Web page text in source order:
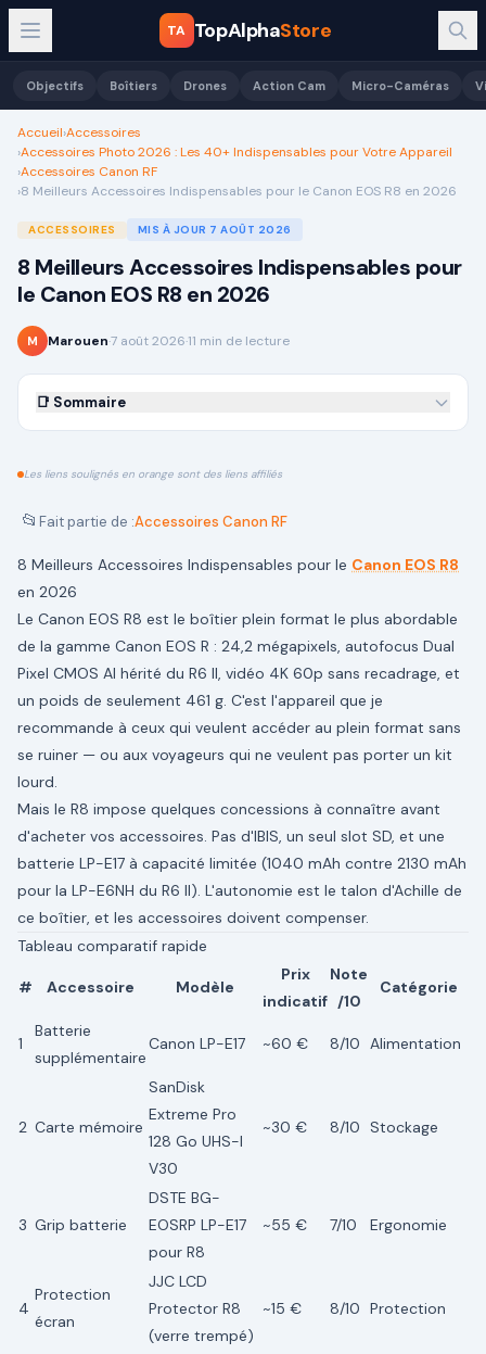
TA TopAlphaStore
Objectifs Boîtiers Drones Action Cam Micro-Caméras
Accueil›Accessoires
›Accessoires Photo 2026 : Les 40+ Indispensables pour Votre Appareil
›Accessoires Canon RF
›8 Meilleurs Accessoires Indispensables pour le Canon EOS R8 en 2026
ACCESSOIRES MIS À JOUR 7 AOÛT 2026
8 Meilleurs Accessoires Indispensables pour
le Canon EOS R8 en 2026
M Marouen·7 août 2026·11 min de lecture
📑 Sommaire
Les liens soulignés en orange sont des liens affiliés
📂 Fait partie de :Accessoires Canon RF
8 Meilleurs Accessoires Indispensables pour le Canon EOS R8
en 2026
Le Canon EOS R8 est le boîtier plein format le plus abordable
de la gamme Canon EOS R : 24,2 mégapixels, autofocus Dual
Pixel CMOS AI hérité du R6 II, vidéo 4K 60p sans recadrage, et
un poids de seulement 461 g. C'est l'appareil que je
recommande à ceux qui veulent accéder au plein format sans
se ruiner — ou aux voyageurs qui ne veulent pas porter un kit
lourd.
Mais le R8 impose quelques concessions à connaître avant
d'acheter vos accessoires. Pas d'IBIS, un seul slot SD, et une
batterie LP-E17 à capacité limitée (1040 mAh contre 2130 mAh
pour la LP-E6NH du R6 II). L'autonomie est le talon d'Achille de
ce boîtier, et les accessoires doivent compenser.
Tableau comparatif rapide
# Accessoire Modèle
Prix
indicatif
Note
/10
Catégorie
1
Batterie
supplémentaire
Canon LP-E17 ~60 € 8/10 Alimentation
2 Carte mémoire
SanDisk
Extreme Pro
128 Go UHS-I
V30
~30 € 8/10 Stockage
3 Grip batterie
DSTE BG-
EOSRP LP-E17
pour R8
~55 € 7/10 Ergonomie
4
Protection
écran
JJC LCD
Protector R8
(verre trempé)
~15 € 8/10 Protection